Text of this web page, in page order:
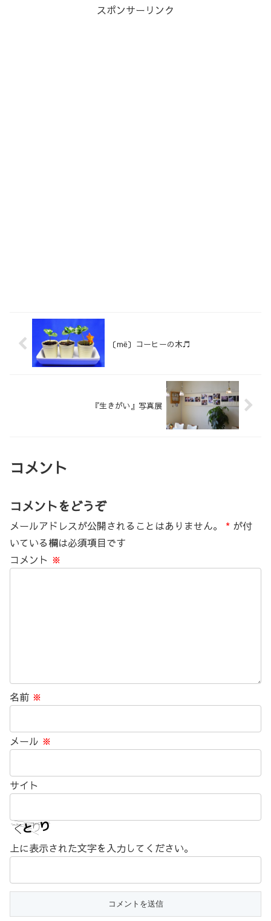
スポンサーリンク
〔më〕コーヒーの木♬
『生きがい』写真展
コメント
コメントをどうぞ
メールアドレスが公開されることはありません。 * が付
いている欄は必須項目です
コメント ※
名前 ※
メール ※
サイト
上に表示された文字を入力してください。